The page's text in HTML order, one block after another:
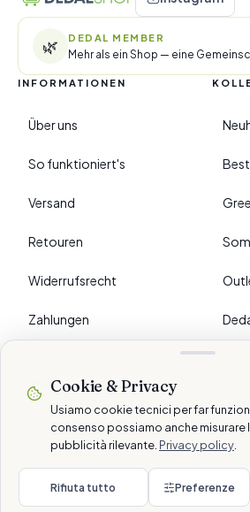
🌿 DEDAL MEMBER
Mehr als ein Shop — eine
INFORMATIONEN
Über uns
So funktioniert's
Versand
Retouren
Widerrufsrecht
Zahlungen
›EINSTELLUNGEN
Sichere Zahlungen
DatenschutzCookieAGB
Cookie & Privacy
Usiamo cookie tecnici per far
consenso possiamo anche misurare
pubblicità rilevante. Privacy policy
Rifiuta tutto Preferenze